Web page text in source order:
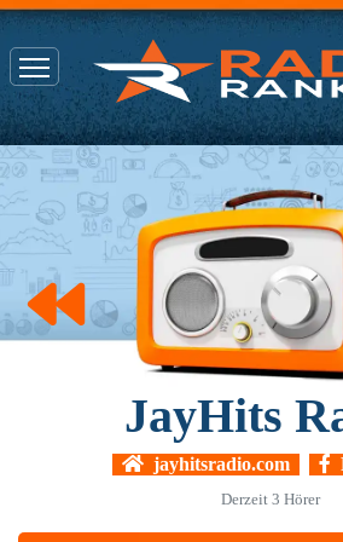
JayHits
jayhitsradio.com
Derzeit 3 Hörer